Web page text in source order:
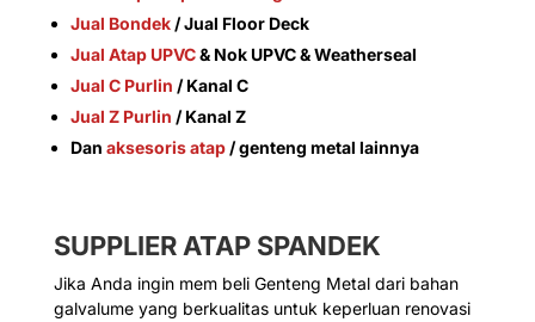
Jual Bondek/ Jual Floor Deck
Jual Atap UPVC& Nok UPVC & Weatherseal
Jual C Purlin / Kanal C
Jual Z Purlin / Kanal Z
Dan aksesoris atap/ genteng metal lainnya
SUPPLIERATAP SPANDEK
Jika Anda ingin mem beli Genteng Metal dari bahan
galvalume yang berkualitas untuk keperluan renovasi